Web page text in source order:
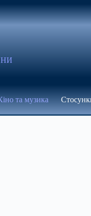
та музика